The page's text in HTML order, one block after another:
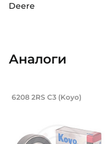
Deere
Наружный диаметр (D):
Ширина внутреннего
Ширина наружного
Категория:
Аналоги
Подшипник
6208 2RS C3 (Koyo)